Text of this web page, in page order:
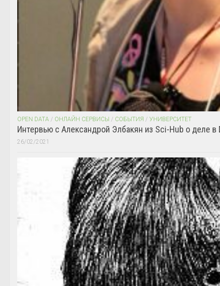
OPEN DATA / ОНЛАЙН СЕРВИСЫ / СОБЫТИЯ / УНИВЕРСИТЕТ
Интервью с Александрой Элбакян из Sci-Hub о деле в
26/02/2021